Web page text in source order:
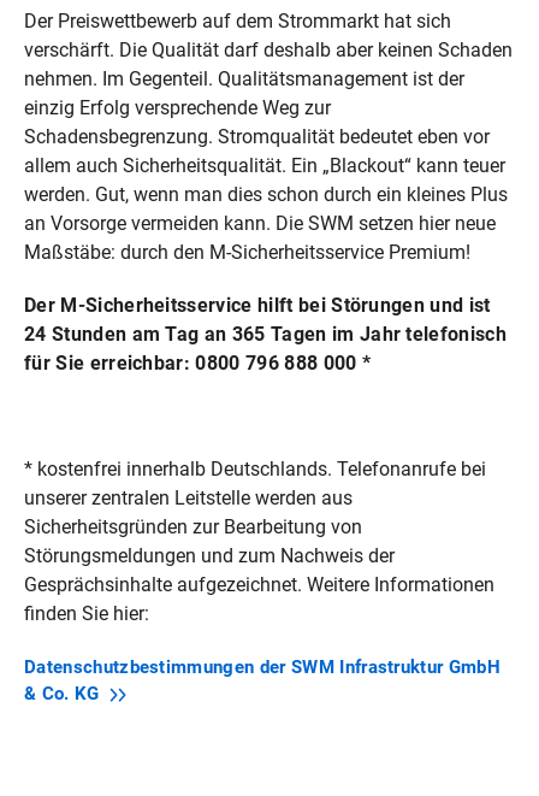
Zielgruppe
Unser Dienstleistungsangebot im Bereich
Mittelspannungsanlagen gilt für alle
Gewerbekunden und Industriekunden mit eigenen
10kV- und 20kV-Mittelspannungsanlagen.
Ansprechpartner
Anton Wadenstorfer
Telefon: 089/23 61-36 00
Der Preiswettbewerb auf dem Strommarkt hat sich
verschärft. Die Qualität darf deshalb aber keinen Schaden
nehmen. Im Gegenteil. Qualitätsmanagement ist der
einzig Erfolg versprechende Weg zur
Schadensbegrenzung. Stromqualität bedeutet eben vor
allem auch Sicherheitsqualität. Ein „Blackout“ kann teuer
werden. Gut, wenn man dies schon durch ein kleines Plus
an Vorsorge vermeiden kann. Die SWM setzen hier neue
Maßstäbe: durch den M-Sicherheitsservice Premium!
Der M-Sicherheitsservice hilft bei Störungen und ist
24 Stunden am Tag an 365 Tagen im Jahr telefonisch
für Sie erreichbar: 0800 796 888 000 *
* kostenfrei innerhalb Deutschlands. Telefonanrufe bei
unserer zentralen Leitstelle werden aus
Sicherheitsgründen zur Bearbeitung von
Störungsmeldungen und zum Nachweis der
Gesprächsinhalte aufgezeichnet. Weitere Informationen
finden Sie hier:
Datenschutzbestimmungen der SWM Infrastruktur GmbH
& Co. KG